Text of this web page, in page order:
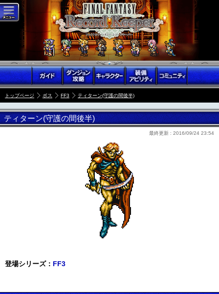
トップページ ボス FF3 ティターン(守護の間後半)
ティターン(守護の間後半)
最終更新 : 2016/09/24 23:54
登場シリーズ： FF3